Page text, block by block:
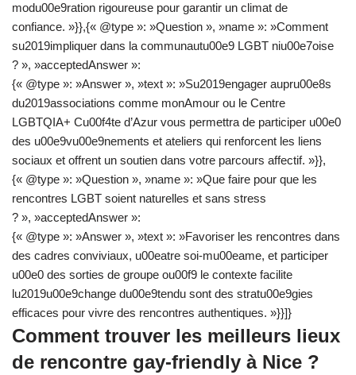
modu00e9ration rigoureuse pour garantir un climat de
confiance. »}},{« @type »: »Question », »name »: »Comment
su2019impliquer dans la communautu00e9 LGBT niu00e7oise
? », »acceptedAnswer »:
{« @type »: »Answer », »text »: »Su2019engager aupru00e8s
du2019associations comme monAmour ou le Centre
LGBTQIA+ Cu00f4te d’Azur vous permettra de participer u00e0
des u00e9vu00e9nements et ateliers qui renforcent les liens
sociaux et offrent un soutien dans votre parcours affectif. »}},
{« @type »: »Question », »name »: »Que faire pour que les
rencontres LGBT soient naturelles et sans stress
? », »acceptedAnswer »:
{« @type »: »Answer », »text »: »Favoriser les rencontres dans
des cadres conviviaux, u00eatre soi-mu00eame, et participer
u00e0 des sorties de groupe ou00f9 le contexte facilite
lu2019u00e9change du00e9tendu sont des stratu00e9gies
efficaces pour vivre des rencontres authentiques. »}}]}
Comment trouver les meilleurs lieux
de rencontre gay-friendly à Nice ?